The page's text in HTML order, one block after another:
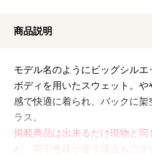
商品説明
モデル名のようにビッグシル
ボディを用いたスウェット。
感で快適に着られ、バックに
ラス。
掲載商品は出来るだけ現物と
が、若干色味が違う場合もご